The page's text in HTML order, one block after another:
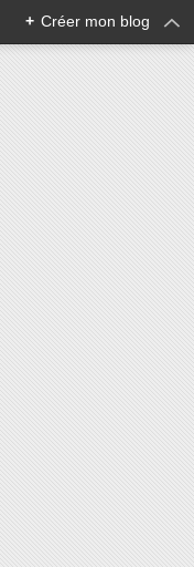
+ Créer mon blog